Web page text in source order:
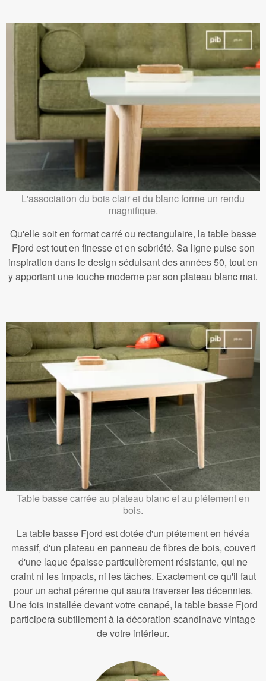
L'association du bois clair et du blanc forme un rendu
magnifique.
Qu'elle soit en format carré ou rectangulaire, la table basse
Fjord est tout en finesse et en sobriété. Sa ligne puise son
inspiration dans le design séduisant des années 50, tout en
y apportant une touche moderne par son plateau blanc mat.
Table basse carrée au plateau blanc et au piétement en
bois.
La table basse Fjord est dotée d'un piétement en hévéa
massif, d'un plateau en panneau de fibres de bois, couvert
d'une laque épaisse particulièrement résistante, qui ne
craint ni les impacts, ni les tâches. Exactement ce qu'il faut
pour un achat pérenne qui saura traverser les décennies.
Une fois installée devant votre canapé, la table basse Fjord
participera subtilement à la décoration scandinave vintage
de votre intérieur.